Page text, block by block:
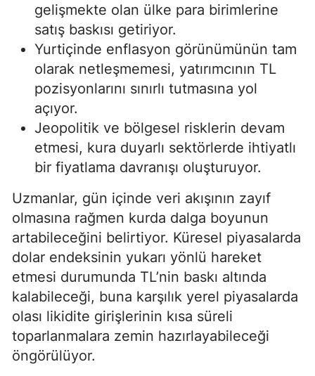
gelişmekte olan ülke para birimlerine
satış baskısı getiriyor.
Yurtiçinde enflasyon görünümünün tam
olarak netleşmemesi, yatırımcının TL
pozisyonlarını sınırlı tutmasına yol
açıyor.
Jeopolitik ve bölgesel risklerin devam
etmesi, kura duyarlı sektörlerde ihtiyatlı
bir fiyatlama davranışı oluşturuyor.
Uzmanlar, gün içinde veri akışının zayıf
olmasına rağmen kurda dalga boyunun
artabileceğini belirtiyor. Küresel piyasalarda
dolar endeksinin yukarı yönlü hareket
etmesi durumunda TL’nin baskı altında
kalabileceği, buna karşılık yerel piyasalarda
olası likidite girişlerinin kısa süreli
toparlanmalara zemin hazırlayabileceği
öngörülüyor.